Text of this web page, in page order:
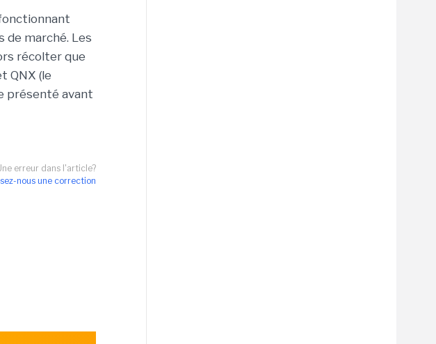
de marché. Les
récolter que
QNX (le
présenté avant
erreur dans l'article?
nous une correction